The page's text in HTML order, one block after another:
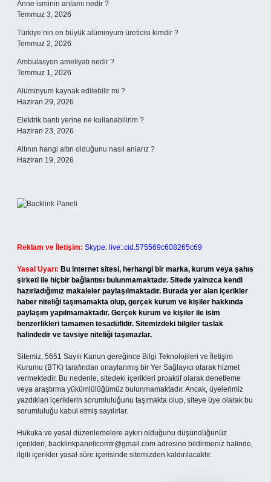
Anne isminin anlamı nedir ?
Temmuz 3, 2026
Türkiye’nin en büyük alüminyum üreticisi kimdir ?
Temmuz 2, 2026
Ambulasyon ameliyatı nedir ?
Temmuz 1, 2026
Alüminyum kaynak edilebilir mi ?
Haziran 29, 2026
Elektrik bantı yerine ne kullanabilirim ?
Haziran 23, 2026
Altının hangi altın olduğunu nasıl anlarız ?
Haziran 19, 2026
Reklam ve İletişim: Skype: live:.cid.575569c608265c69
Yasal Uyarı: Bu internet sitesi, herhangi bir marka, kurum veya şahıs
şirketi ile hiçbir bağlantısı bulunmamaktadır. Sitede yalnızca kendi
hazırladığımız makaleler paylaşılmaktadır. Burada yer alan içerikler
haber niteliği taşımamakta olup, gerçek kurum ve kişiler hakkında
paylaşım yapılmamaktadır. Gerçek kurum ve kişiler ile isim
benzerlikleri tamamen tesadüfidir. Sitemizdeki bilgiler taslak
halindedir ve tavsiye niteliği taşımazlar.
Sitemiz, 5651 Sayılı Kanun gereğince Bilgi Teknolojileri ve İletişim
Kurumu (BTK) tarafından onaylanmış bir Yer Sağlayıcı olarak hizmet
vermektedir. Bu nedenle, sitedeki içerikleri proaktif olarak denetleme
veya araştırma yükümlülüğümüz bulunmamaktadır. Ancak, üyelerimiz
yazdıkları içeriklerin sorumluluğunu taşımakta olup, siteye üye olarak bu
sorumluluğu kabul etmiş sayılırlar.
Hukuka ve yasal düzenlemelere aykırı olduğunu düşündüğünüz
içerikleri, backlinkpanelicomtr@gmail.com adresine bildirmeniz halinde,
ilgili içerikler yasal süre içerisinde sitemizden kaldırılacaktır.